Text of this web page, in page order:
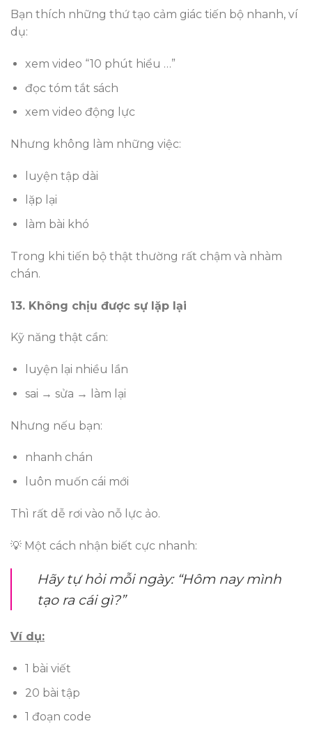
Bạn thích những thứ tạo cảm giác tiến bộ nhanh, ví
dụ:
xem video “10 phút hiểu …”
đọc tóm tắt sách
xem video động lực
Nhưng không làm những việc:
luyện tập dài
lặp lại
làm bài khó
Trong khi tiến bộ thật thường rất chậm và nhàm
chán.
13. Không chịu được sự lặp lại
Kỹ năng thật cần:
luyện lại nhiều lần
sai → sửa → làm lại
Nhưng nếu bạn:
nhanh chán
luôn muốn cái mới
Thì rất dễ rơi vào nỗ lực ảo.
💡 Một cách nhận biết cực nhanh:
Hãy tự hỏi mỗi ngày: “Hôm nay mình
tạo ra cái gì?”
Ví dụ:
1 bài viết
20 bài tập
1 đoạn code